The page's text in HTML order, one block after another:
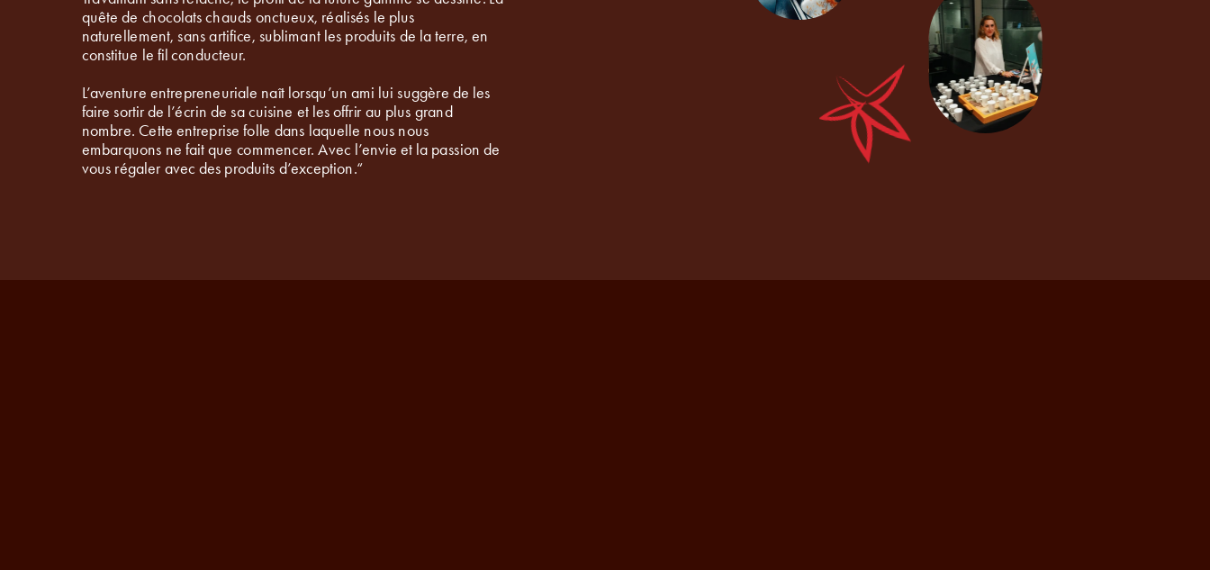
quête de chocolats chauds onctueux, réalisés le plus
naturellement, sans artifice, sublimant les produits de la terre, en
constitue le fil conducteur.
L’aventure entrepreneuriale naît lorsqu’un ami lui suggère de les
faire sortir de l’écrin de sa cuisine et les offrir au plus grand
nombre. Cette entreprise folle dans laquelle nous nous
embarquons ne fait que commencer. Avec l’envie et la passion de
vous régaler avec des produits d’exception.“